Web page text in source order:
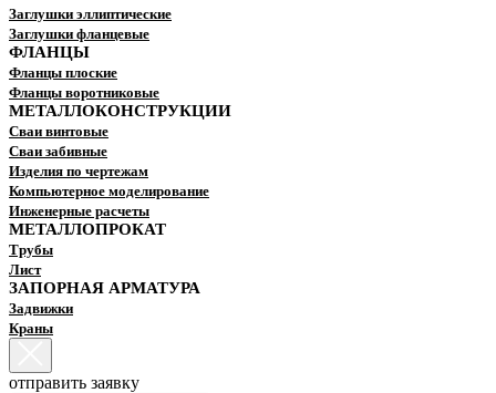
Заглушки эллиптические
Заглушки фланцевые
ФЛАНЦЫ
Фланцы плоские
Фланцы воротниковые
МЕТАЛЛОКОНСТРУКЦИИ
Сваи винтовые
Сваи забивные
Изделия по чертежам
Компьютерное моделирование
Инженерные расчеты
МЕТАЛЛОПРОКАТ
Трубы
Лист
ЗАПОРНАЯ АРМАТУРА
Задвижки
Краны
отправить заявку